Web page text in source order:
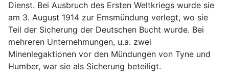
Dienst. Bei Ausbruch des Ersten Weltkriegs wurde sie
am 3. August 1914 zur Emsmündung verlegt, wo sie
Teil der Sicherung der Deutschen Bucht wurde. Bei
mehreren Unternehmungen, u.a. zwei
Minenlegaktionen vor den Mündungen von Tyne und
Humber, war sie als Sicherung beteiligt.